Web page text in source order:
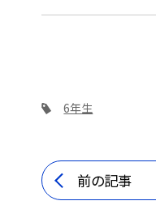
6年生
前の記事